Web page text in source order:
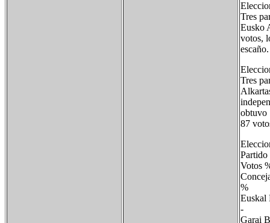
Tres
Eusko
votos,
escaño.
Tres
obtuvo
87
%
-